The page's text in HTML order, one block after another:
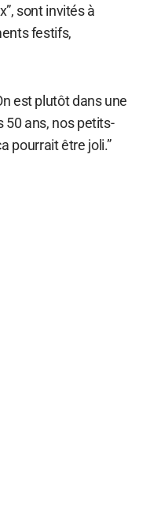
sont invités à
festifs,
est plutôt dans une
50 ans, nos petits-
pourrait être joli.”